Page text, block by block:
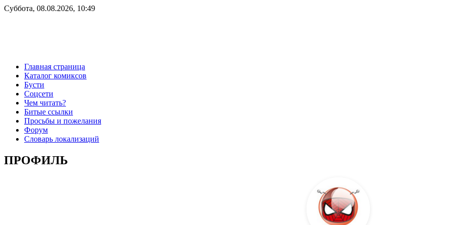
Суббота, 08.08.2026, 10:49
Главная страница
Каталог комиксов
Бусти
Соцсети
Чем читать?
Битые ссылки
Просьбы и пожелания
Форум
Словарь локализаций
ПРОФИЛЬ